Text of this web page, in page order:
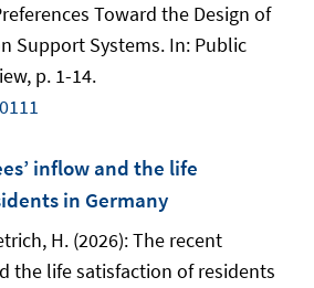
Toward the Design of
Support Systems. In: Public
p. 1-14.
inflow and the life
in Germany
H. (2026): The recent
the life satisfaction of residents